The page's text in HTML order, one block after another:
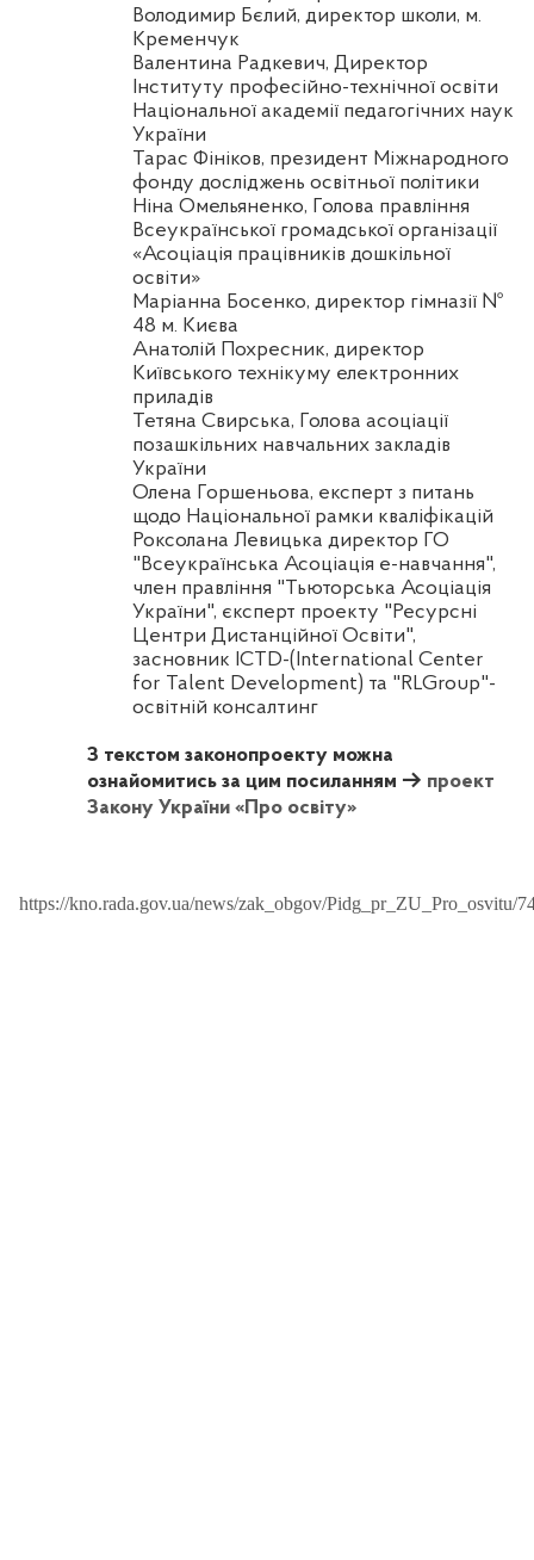
Володимир Бєлий, директор школи, м.
Кременчук
Валентина Радкевич, Директор
Інституту професійно-технічної освіти
Національної академії педагогічних наук
України
Тарас Фініков, президент Міжнародного
фонду досліджень освітньої політики
Ніна Омельяненко, Голова правління
Всеукраїнської громадської організації
«Асоціація працівників дошкільної
освіти»
Маріанна Босенко, директор гімназії №
48 м. Києва
Анатолій Похресник, директор
Київського технікуму електронних
приладів
Тетяна Свирська, Голова асоціації
позашкільних навчальних закладів
України
Олена Горшеньова, експерт з питань
щодо Національної рамки кваліфікацій
Роксолана Левицька директор ГО
"Всеукраїнська Асоціація е-навчання",
член правління "Тьюторська Асоціація
України", єксперт проекту "Ресурсні
Центри Дистанційної Освіти",
засновник ICTD-( International Center
for Talent Development) та " RLGroup"-
освітній консалтинг
З текстом законопроекту можна
ознайомитись за цим посиланням → проект
Закону України «Про освіту»
https://kno.rada.gov.ua/news/zak_obgov/Pidg_pr_ZU_Pro_osvitu/